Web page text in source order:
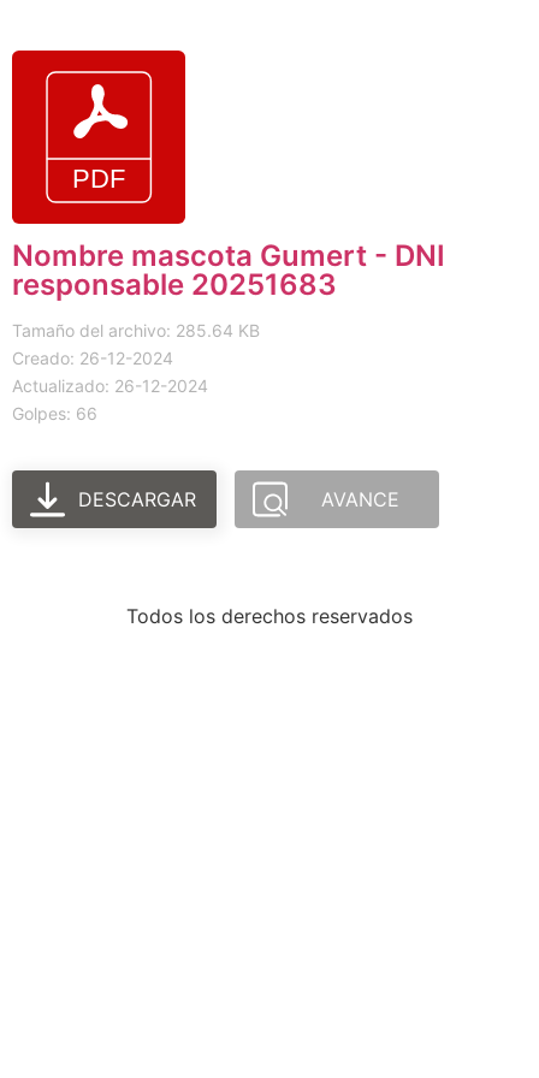
Nombre mascota Gumert - DNI
responsable 20251683
Tamaño del archivo: 285.64 KB
Creado: 26-12-2024
Actualizado: 26-12-2024
Golpes: 66
DESCARGAR AVANCE
Todos los derechos reservados